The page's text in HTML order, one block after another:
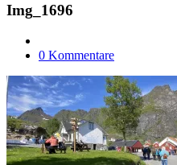
Img_1696
0 Kommentare